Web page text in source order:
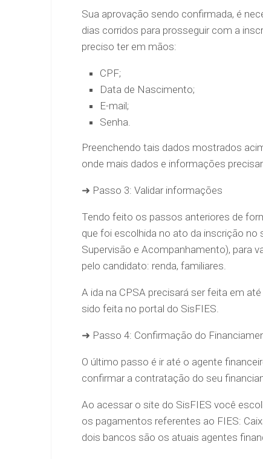
Sua aprovação sendo confirmada, é
dias corridos para prosseguir com a
preciso ter em mãos:
CPF;
Data de Nascimento;
E-mail;
Senha.
Preenchendo tais dados mostrados
onde mais dados e informações
➜ Passo 3: Validar informações
Tendo feito os passos anteriores de
que foi escolhida no ato da inscrição
Supervisão e Acompanhamento), para
pelo candidato: renda, familiares.
A ida na CPSA precisará ser feita em
sido feita no portal do SisFIES.
➜ Passo 4: Confirmação do
O último passo é ir até o agente
confirmar a contratação do seu
Ao acessar o site do SisFIES você
os pagamentos referentes ao FIES:
dois bancos são os atuais agentes